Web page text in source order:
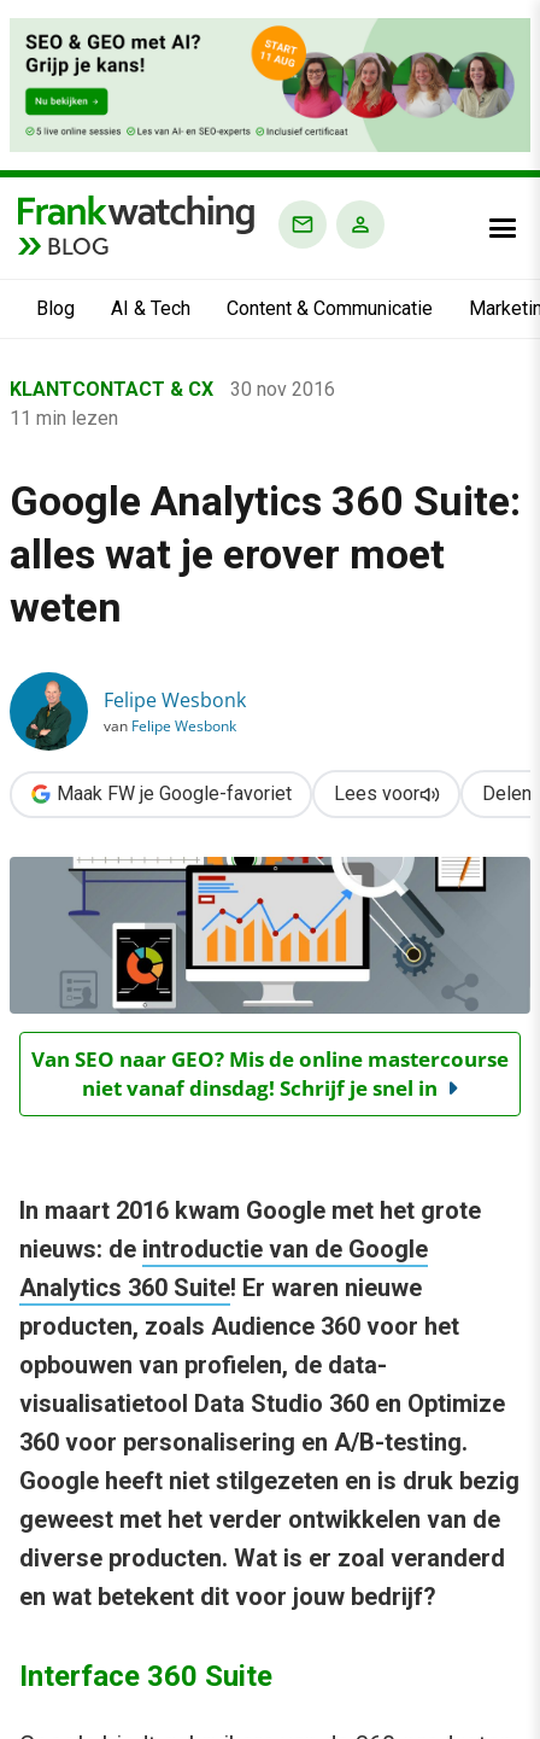
BLOG
Blog AI & Tech Content & Communicatie
›
Klantcontact & CX
›
Google Analytics 360 Suite: alles wat je erover moet weten
KLANTCONTACT & CX
30 nov 2016
11 min lezen
Google Analytics 360 Suite:
alles wat je erover moet
weten
Felipe Wesbonk
van Felipe Wesbonk
Maak FW je Google-favoriet Lees voor Delen
Van SEO naar GEO? Mis de online mastercourse
niet vanaf dinsdag! Schrijf je snel in
In maart 2016 kwam Google met het grote
nieuws: de introductie van de Google
Analytics 360 Suite! Er waren nieuwe
producten, zoals Audience 360 voor het
opbouwen van profielen, de data-
visualisatietool Data Studio 360 en Optimize
360 voor personalisering en A/B-testing.
Google heeft niet stilgezeten en is druk bezig
geweest met het verder ontwikkelen van de
diverse producten. Wat is er zoal veranderd
en wat betekent dit voor jouw bedrijf?
Interface 360 Suite